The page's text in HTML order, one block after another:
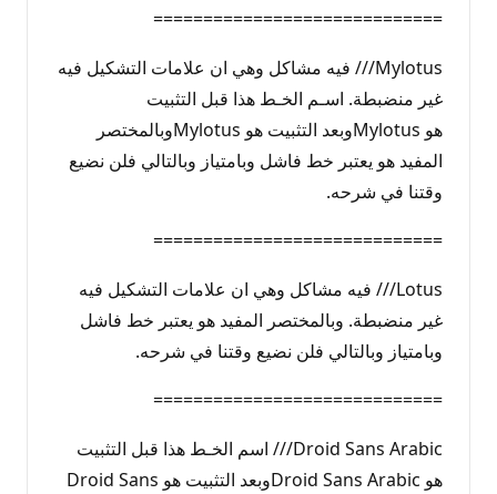
=============================
Mylotus/// فيه مشاكل وهي ان علامات التشكيل فيه
غير منضبطة. اسـم الخـط هذا قبل التثبيت
هو Mylotusوبعد التثبيت هو Mylotusوبالمختصر
المفيد هو يعتبر خط فاشل وبامتياز وبالتالي فلن نضيع
وقتنا في شرحه.
=============================
Lotus/// فيه مشاكل وهي ان علامات التشكيل فيه
غير منضبطة. وبالمختصر المفيد هو يعتبر خط فاشل
وبامتياز وبالتالي فلن نضيع وقتنا في شرحه.
=============================
Droid Sans Arabic/// اسم الخـط هذا قبل التثبيت
هو Droid Sans Arabicوبعد التثبيت هو Droid Sans